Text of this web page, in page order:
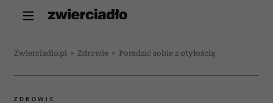
Zwierciadlo.pl > Zdrowie > Poradzić sobie z otyłością
ZDROWIE